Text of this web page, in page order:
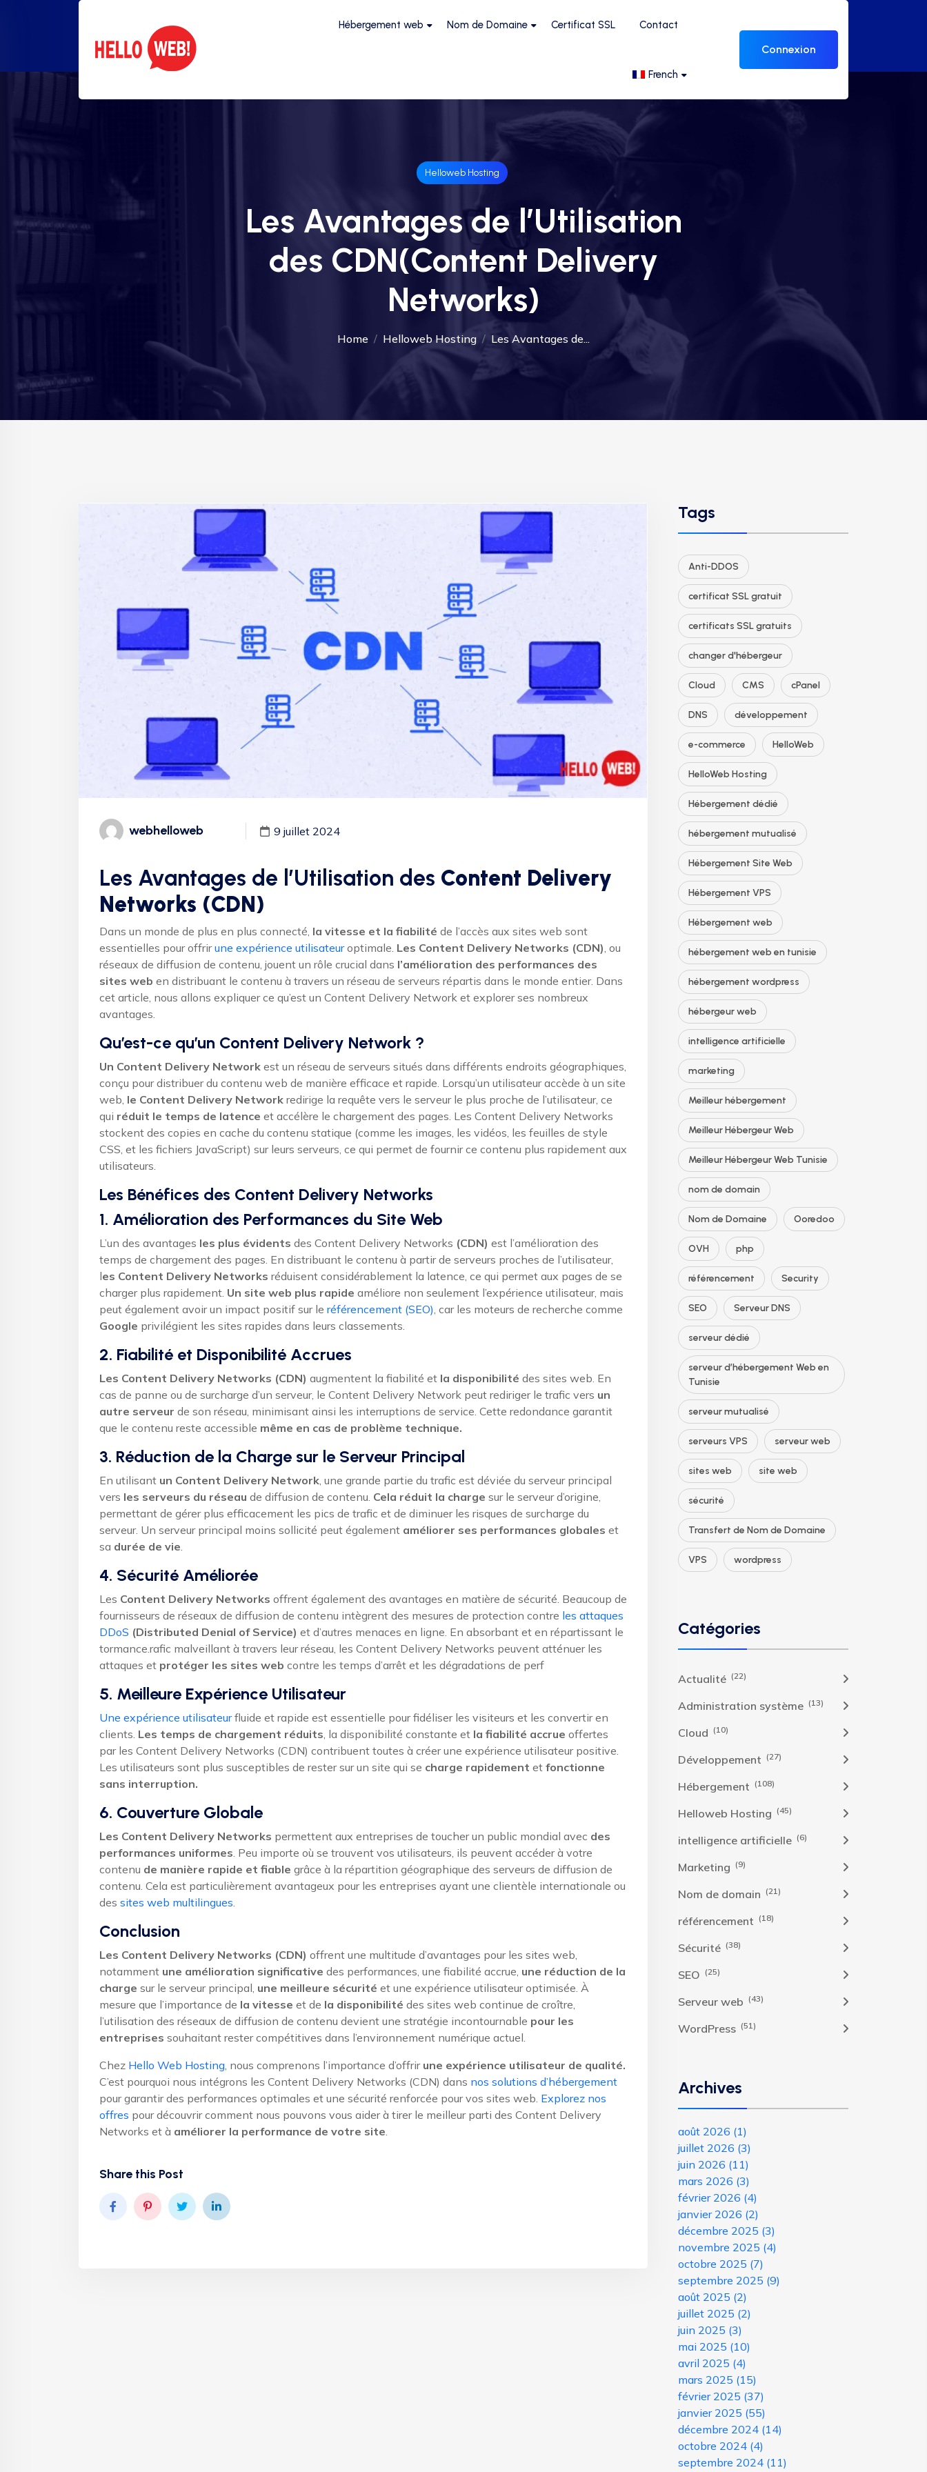
Hébergement web Nom de Domaine Certificat SSL Contact
French
Connexion
Helloweb Hosting
Les Avantages de l’Utilisation
des CDN(Content Delivery
Networks)
Home Helloweb Hosting Les Avantages de...
webhelloweb 9 juillet 2024
Les Avantages de l’Utilisation des Content Delivery
Networks (CDN)
Dans un monde de plus en plus connecté, la vitesse et la fiabilité de l’accès aux sites web sont
essentielles pour offrirune expérience utilisateuroptimale. Les Content Delivery Networks (CDN), ou
réseaux de diffusion de contenu, jouent un rôle crucial dans l’amélioration des performances des
sites web en distribuant le contenu à travers un réseau de serveurs répartis dans le monde entier. Dans
cet article, nous allons expliquer ce qu’est un Content Delivery Network et explorer ses nombreux
avantages.
Qu’est-ce qu’un Content Delivery Network ?
Un Content Delivery Network est un réseau de serveurs situés dans différents endroits géographiques,
conçu pour distribuer du contenu web de manière efficace et rapide. Lorsqu’un utilisateur accède à un site
web, le Content Delivery Network redirige la requête vers le serveur le plus proche de l’utilisateur, ce
qui réduit le temps de latence et accélère le chargement des pages. Les Content Delivery Networks
stockent des copies en cache du contenu statique (comme les images, les vidéos, les feuilles de style
CSS, et les fichiers JavaScript) sur leurs serveurs, ce qui permet de fournir ce contenu plus rapidement aux
utilisateurs.
Les Bénéfices des Content Delivery Networks
1. Amélioration des Performances du Site Web
L’un des avantages les plus évidents des Content Delivery Networks (CDN) est l’amélioration des
temps de chargement des pages. En distribuant le contenu à partir de serveurs proches de l’utilisateur,
les Content Delivery Networks réduisent considérablement la latence, ce qui permet aux pages de se
charger plus rapidement. Un site web plus rapide améliore non seulement l’expérience utilisateur, mais
peut également avoir un impact positif sur le référencement (SEO), car les moteurs de recherche comme
Google privilégient les sites rapides dans leurs classements.
2. Fiabilité et Disponibilité Accrues
Les Content Delivery Networks (CDN) augmentent la fiabilité et la disponibilité des sites web. En
cas de panne ou de surcharge d’un serveur, le Content Delivery Network peut rediriger le trafic vers un
autre serveur de son réseau, minimisant ainsi les interruptions de service. Cette redondance garantit
que le contenu reste accessible même en cas de problème technique.
3. Réduction de la Charge sur le Serveur Principal
En utilisant un Content Delivery Network, une grande partie du trafic est déviée du serveur principal
vers les serveurs du réseau de diffusion de contenu. Cela réduit la charge sur le serveur d’origine,
permettant de gérer plus efficacement les pics de trafic et de diminuer les risques de surcharge du
serveur. Un serveur principal moins sollicité peut également améliorer ses performances globales et
sa durée de vie.
4. Sécurité Améliorée
Les Content Delivery Networks offrent également des avantages en matière de sécurité. Beaucoup de
fournisseurs de réseaux de diffusion de contenu intègrent des mesures de protection contre les attaques
DDoS (Distributed Denial of Service) et d’autres menaces en ligne. En absorbant et en répartissant le
tormance.rafic malveillant à travers leur réseau, les Content Delivery Networks peuvent atténuer les
attaques et protéger les sites web contre les temps d’arrêt et les dégradations de perf
5. Meilleure Expérience Utilisateur
Une expérience utilisateurfluide et rapide est essentielle pour fidéliser les visiteurs et les convertir en
clients. Les temps de chargement réduits, la disponibilité constante et la fiabilité accrue offertes
par les Content Delivery Networks (CDN) contribuent toutes à créer une expérience utilisateur positive.
Les utilisateurs sont plus susceptibles de rester sur un site qui se charge rapidement et fonctionne
sans interruption.
6. Couverture Globale
Les Content Delivery Networks permettent aux entreprises de toucher un public mondial avec des
performances uniformes. Peu importe où se trouvent vos utilisateurs, ils peuvent accéder à votre
contenu de manière rapide et fiable grâce à la répartition géographique des serveurs de diffusion de
contenu. Cela est particulièrement avantageux pour les entreprises ayant une clientèle internationale ou
des sites web multilingues.
Conclusion
Les Content Delivery Networks (CDN) offrent une multitude d’avantages pour les sites web,
notamment une amélioration significative des performances, une fiabilité accrue, une réduction de la
charge sur le serveur principal, une meilleure sécurité et une expérience utilisateur optimisée. À
mesure que l’importance de la vitesse et de la disponibilité des sites web continue de croître,
l’utilisation des réseaux de diffusion de contenu devient une stratégie incontournable pour les
entreprises souhaitant rester compétitives dans l’environnement numérique actuel.
Chez Hello Web Hosting, nous comprenons l’importance d’offrirune expérience utilisateur de qualité.
C’est pourquoi nous intégrons les Content Delivery Networks (CDN) dans nos solutions d’hébergement
pour garantir des performances optimales et une sécurité renforcée pour vos sites web. Explorez nos
offres pour découvrir comment nous pouvons vous aider à tirer le meilleur parti des Content Delivery
Networks et à améliorer la performance de votre site.
Share this Post
Tags
Anti-DDOS
certificat SSL gratuit
certificats SSL gratuits
changer d'hébergeur
Cloud CMS cPanel
DNS développement
e-commerce HelloWeb
HelloWeb Hosting
Hébergement dédié
hébergement mutualisé
Hébergement Site Web
Hébergement VPS
Hébergement web
hébergement web en tunisie
hébergement wordpress
hébergeur web
intelligence artificielle
marketing
Meilleur hébergement
Meilleur Hébergeur Web
Meilleur Hébergeur Web Tunisie
nom de domain
Nom de Domaine Ooredoo
OVH php
référencement Security
SEO Serveur DNS
serveur dédié
serveur d’hébergement Web en
Tunisie
serveur mutualisé
serveurs VPS serveur web
sites web site web
sécurité
Transfert de Nom de Domaine
VPS wordpress
Catégories
Actualité (22)
Administration système (13)
Cloud (10)
Développement (27)
Hébergement (108)
Helloweb Hosting (45)
intelligence artificielle (6)
Marketing (9)
Nom de domain (21)
référencement (18)
Sécurité (38)
SEO (25)
Serveur web (43)
WordPress (51)
Archives
août 2026 (1)
juillet 2026 (3)
juin 2026 (11)
mars 2026 (3)
février 2026 (4)
janvier 2026 (2)
décembre 2025 (3)
novembre 2025 (4)
octobre 2025 (7)
septembre 2025 (9)
août 2025 (2)
juillet 2025 (2)
juin 2025 (3)
mai 2025 (10)
avril 2025 (4)
mars 2025 (15)
février 2025 (37)
janvier 2025 (55)
décembre 2024 (14)
octobre 2024 (4)
septembre 2024 (11)